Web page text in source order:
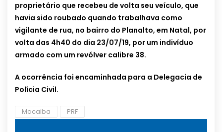
proprietário que recebeu de volta seu veículo, que
havia sido roubado quando trabalhava como
vigilante de rua, no bairro do Planalto, em Natal, por
volta das 4h40 do dia 23/07/19, por um indivíduo
armado com um revólver calibre 38.
A ocorrência foi encaminhada para a Delegacia de
Polícia Civil.
Macaiba PRF